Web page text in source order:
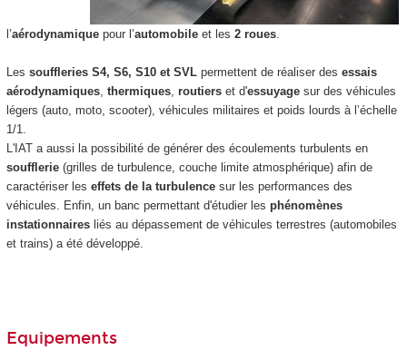
l’aérodynamiquepour l’automobileet les 2 roues.
Les souffleries S4, S6, S10 et SVLpermettent de réaliser des essais
aérodynamiques, thermiques, routiers et d'essuyagesur des véhicules
légers (auto, moto, scooter), véhicules militaires et poids lourds à l’échelle
1/1.
L'IAT a aussi la possibilité de générer des écoulements turbulents en
soufflerie(grilles de turbulence, couche limite atmosphérique) afin de
caractériser les effets de la turbulencesur les performances des
véhicules. Enfin, un banc permettant d'étudier les phénomènes
instationnairesliés au dépassement de véhicules terrestres (automobiles
et trains) a été développé.
Equipements